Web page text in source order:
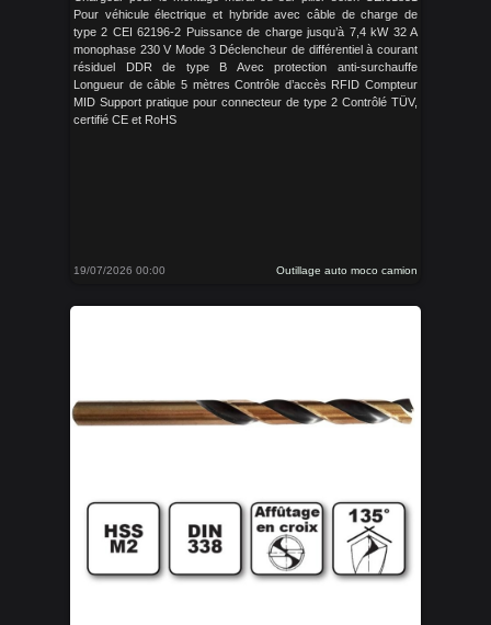
Pour véhicule électrique et hybride avec câble de charge de
type 2 CEI 62196-2 Puissance de charge jusqu’à 7,4 kW 32 A
monophase 230 V Mode 3 Déclencheur de différentiel à courant
résiduel DDR de type B Avec protection anti-surchauffe
Longueur de câble 5 mètres Contrôle d’accès RFID Compteur
MID Support pratique pour connecteur de type 2 Contrôlé TÜV,
certifié CE et RoHS
19/07/2026 00:00 Outillage auto moco camion